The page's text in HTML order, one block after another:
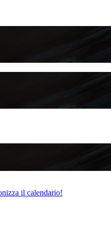
il calendario!